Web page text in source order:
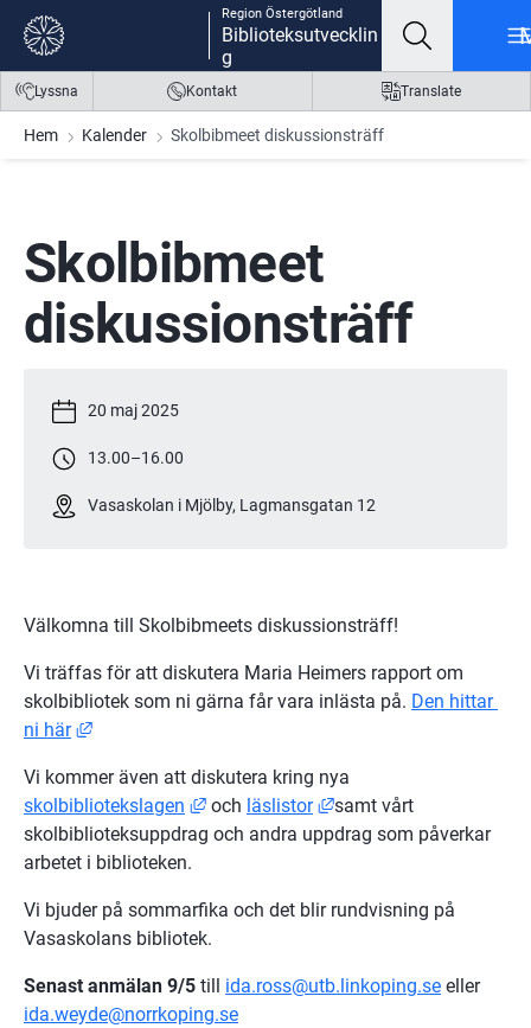
Gå till innehåll
Gå till meny
Gå till sidfot
Region Östergötland
Biblioteksutvecklin
g
Lyssna Kontakt Translate
Hem Kalender Skolbibmeet diskussionsträff
Skolbibmeet
diskussionsträff
20 maj 2025
13.00–16.00
Vasaskolan i Mjölby, Lagmansgatan 12
Välkomna till Skolbibmeets diskussionsträff!
Vi träffas för att diskutera Maria Heimers rapport om
skolbibliotek som ni gärna får vara inlästa på. Den hittar
ni här
Länk till annan webbplats, öppnas i nytt fönster.
skolbibliotekslagen
Länk till annan webbplats, öppnas i
och läslistor Länk till annan
samt vårt
skolbiblioteksuppdrag och andra uppdrag som påverkar
arbetet i biblioteken.
Vi bjuder på sommarfika och det blir rundvisning på
Vasaskolans bibliotek.
Senast anmälan 9/5 till ida.ross@utb.linkoping.se
eller
ida.weyde@norrkoping.se